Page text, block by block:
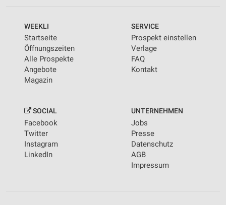
WEEKLI
Startseite
Öffnungszeiten
Alle Prospekte
Angebote
Magazin
SERVICE
Prospekt einstellen
Verlage
FAQ
Kontakt
SOCIAL
Facebook
Twitter
Instagram
LinkedIn
UNTERNEHMEN
Jobs
Presse
Datenschutz
AGB
Impressum